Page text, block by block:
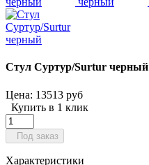
Стул Суртур/Surtur черный
Цена: 13513 руб
Купить в 1 клик
Под заказ
Характеристики